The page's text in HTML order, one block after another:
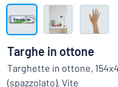
quello che stai
Visualizza tutte le
Richiedi
preventivo
Login
Targhe in ottone
Targhette in ottone,
(spazzolato), Vite